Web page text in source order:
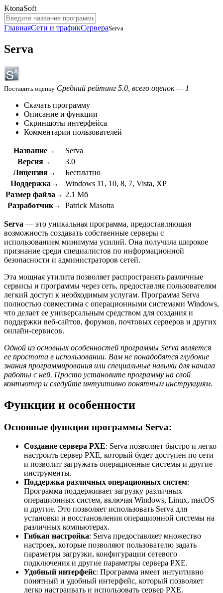
KtonaSoft
ГлавнаяСети и трафикСервераServa
Serva
Поставить оценку Средний рейтинг 5.0, всего оценок — 1
Скачать программу
Описание и функции
Скриншоты интерфейса
Комментарии пользователей
Название→
Serva
Версия→
3.0
Лицензия→
Бесплатно
Поддержка→
Windows 11, 10, 8, 7, Vista, XP
Размер файла→ 2.1 Мб
Разработчик→
Patrick Masotta
Serva — это уникальная программа, предоставляющая
возможность создавать собственные серверы с
использованием минимума усилий. Она получила широкое
признание среди специалистов по информационной
безопасности и администраторов сетей.
Эта мощная утилита позволяет распространять различные
сервисы и программы через сеть, предоставляя пользователям
легкий доступ к необходимым услугам. Программа Serva
полностью совместима с операционными системами Windows,
что делает ее универсальным средством для создания и
поддержки веб-сайтов, форумов, почтовых серверов и других
онлайн-сервисов.
Одной из основных особенностей программы Serva является
ее простота в использовании. Вам не понадобятся глубокие
знания программирования или специальные навыки для начала
работы с ней. Просто установите программу на свой
компьютер и следуйте интуитивно понятным инструкциям.
Функции и особенности
Основные функции программы Serva:
Создание сервера PXE: Serva позволяет быстро и легко
настроить сервер PXE, который будет доступен по сети
и позволит загружать операционные системы и другие
инструменты.
Поддержка различных операционных систем:
Программа поддерживает загрузку различных
операционных систем, включая Windows, Linux, macOS
и другие. Это позволяет использовать Serva для
установки и восстановления операционной системы на
различных компьютерах.
Гибкая настройка: Serva предоставляет множество
настроек, которые позволяют пользователю задать
параметры загрузки, конфигурации сетевого
подключения и другие параметры сервера PXE.
Удобный интерфейс: Программа имеет интуитивно
понятный и удобный интерфейс, который позволяет
легко настраивать и использовать сервер PXE.